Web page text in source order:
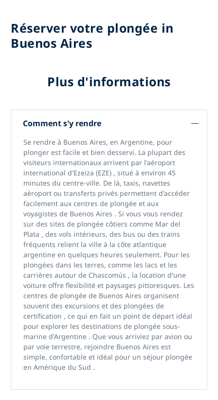
Réserver votre plongée in
Buenos Aires
Plus d'informations
Comment s'y rendre
Se rendre à Buenos Aires, en Argentine, pour
plonger est facile et bien desservi. La plupart des
visiteurs internationaux arrivent par l'aéroport
international d'Ezeiza (EZE) , situé à environ 45
minutes du centre-ville. De là, taxis, navettes
aéroport ou transferts privés permettent d'accéder
facilement auxcentres de plongée et aux
voyagistes de Buenos Aires . Si vous vous rendez
sur des sites de plongée côtiers comme Mar del
Plata ,des vols intérieurs, des bus ou des trains
fréquents relient la ville à la côte atlantique
argentine en quelques heures seulement. Pour les
plongées dans les terres, comme les lacs et les
carrières autour de Chascomús , la location d'une
voiture offre flexibilité et paysages pittoresques. Les
centres de plongée de Buenos Aires organisent
souventdes excursions et des plongées de
certification , ce qui en fait un point de départ idéal
pour explorer les destinations de plongée sous-
marine d'Argentine . Que vous arriviez par avion ou
par voie terrestre, rejoindre Buenos Aires est
simple, confortable et idéal pour unséjour plongée
en Amérique du Sud .